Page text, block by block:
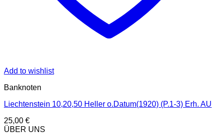
Add to wishlist
Banknoten
Liechtenstein 10,20,50 Heller o.Datum(1920) (P.1-3) Erh. AU
25,00 €
ÜBER UNS